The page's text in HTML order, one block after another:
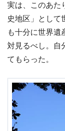
実は、このあた
史地区」として
も十分に世界遺
対見るべし。自
てもらった。